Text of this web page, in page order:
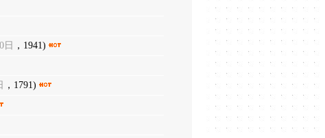
日 ，1941)
，1791)